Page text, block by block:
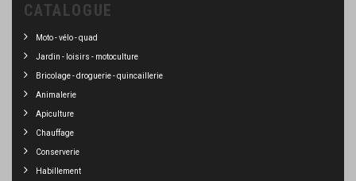
CATALOGUE
Moto - vélo - quad
Jardin - loisirs - motoculture
Bricolage - droguerie - quincaillerie
Animalerie
Apiculture
Chauffage
Conserverie
Habillement